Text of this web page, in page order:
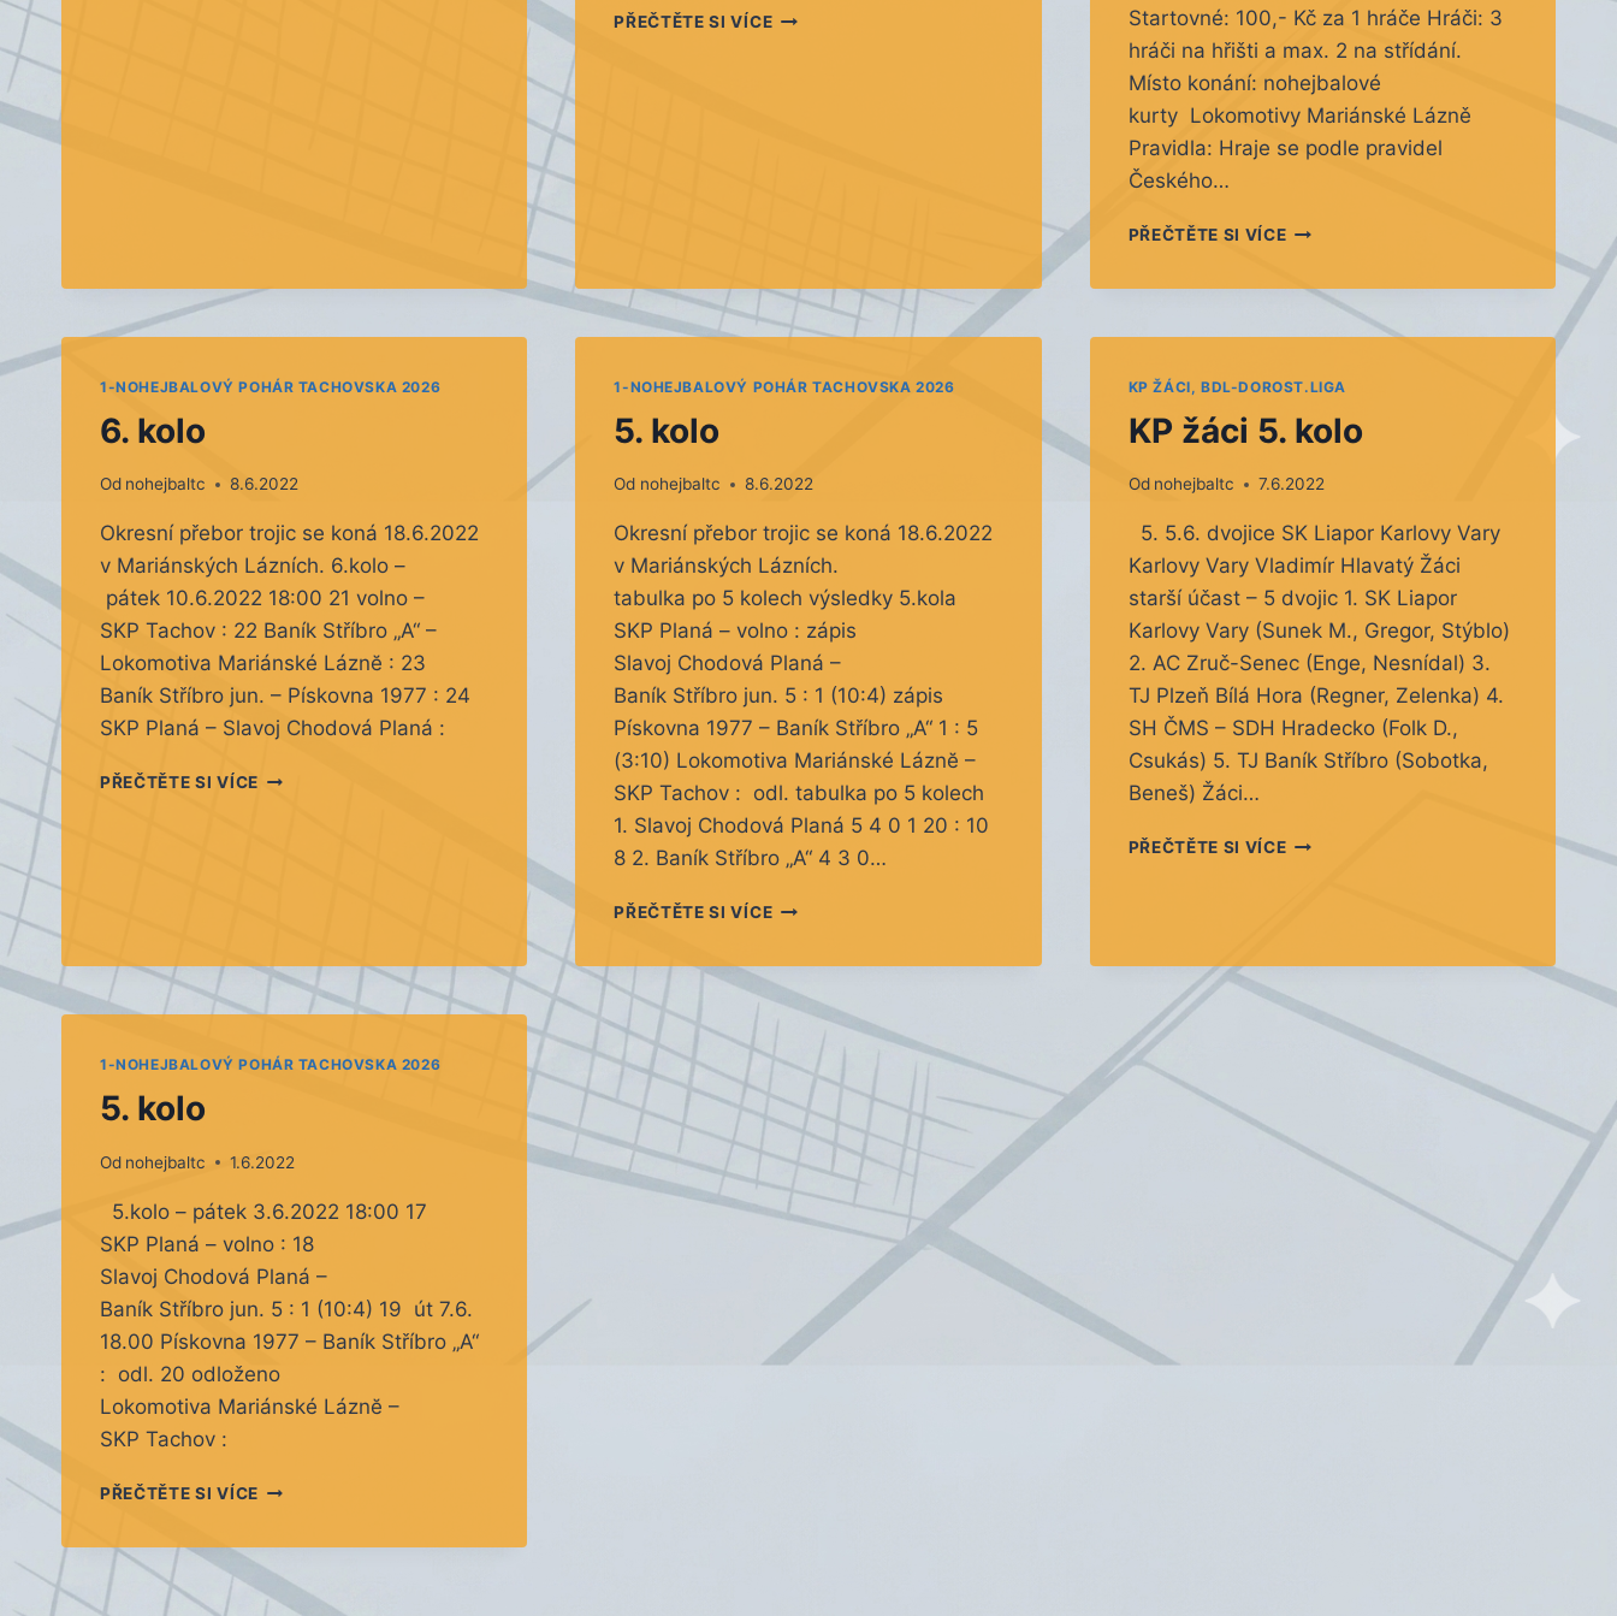
PŘEČTĚTE SI VÍCE6.
Startovné: 100,- Kč za 1 hráče Hráči: 3
hráči na hřišti a max. 2 na střídání.
Místo konání: nohejbalové
kurty Lokomotivy Mariánské Lázně
Pravidla: Hraje se podle pravidel
Českého…
PŘEČTĚTE SI VÍCEOKRESNÍ
2022
1-NOHEJBALOVÝ POHÁR TACHOVSKA 2026
6. kolo
Od nohejbaltc 8.6.2022
Okresní přebor trojic se koná 18.6.2022
v Mariánských Lázních. 6.kolo –
pátek 10.6.2022 18:00 21 volno –
SKP Tachov : 22 Baník Stříbro „A“ –
Lokomotiva Mariánské Láznĕ : 23
Baník Stříbro jun. – Pískovna 1977 : 24
SKP Planá – Slavoj Chodová Planá :
PŘEČTĚTE SI VÍCE6.
1-NOHEJBALOVÝ POHÁR TACHOVSKA 2026
5. kolo
Od nohejbaltc 8.6.2022
Okresní přebor trojic se koná 18.6.2022
v Mariánských Lázních.
tabulka po 5 kolech výsledky 5.kola
SKP Planá – volno : zápis
Slavoj Chodová Planá –
Baník Stříbro jun. 5 : 1 (10:4) zápis
Pískovna 1977 – Baník Stříbro „A“ 1 : 5
(3:10) Lokomotiva Mariánské Láznĕ –
SKP Tachov : odl. tabulka po 5 kolech
1. Slavoj Chodová Planá 5 4 0 1 20 : 10
8 2. Baník Stříbro „A“ 4 3 0…
PŘEČTĚTE SI VÍCE5.
KP ŽÁCI, BDL-DOROST.LIGA
KP žáci 5. kolo
Od nohejbaltc 7.6.2022
5. 5.6. dvojice SK Liapor Karlovy Vary
Karlovy Vary Vladimír Hlavatý Žáci
starší účast – 5 dvojic 1. SK Liapor
Karlovy Vary (Sunek M., Gregor, Stýblo)
2. AC Zruč-Senec (Enge, Nesnídal) 3.
TJ Plzeň Bílá Hora (Regner, Zelenka) 4.
SH ČMS – SDH Hradecko (Folk D.,
Csukás) 5. TJ Baník Stříbro (Sobotka,
Beneš) Žáci…
PŘEČTĚTE SI VÍCEKP
1-NOHEJBALOVÝ POHÁR TACHOVSKA 2026
5. kolo
Od nohejbaltc 1.6.2022
5.kolo – pátek 3.6.2022 18:00 17
SKP Planá – volno : 18
Slavoj Chodová Planá –
Baník Stříbro jun. 5 : 1 (10:4) 19 út 7.6.
18.00 Pískovna 1977 – Baník Stříbro „A“
: odl. 20 odloženo
Lokomotiva Mariánské Láznĕ –
SKP Tachov :
PŘEČTĚTE SI VÍCE5.